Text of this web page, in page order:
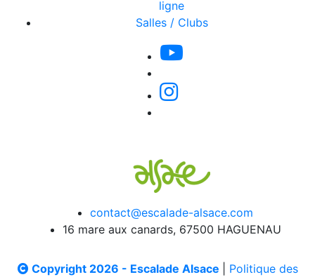
ligne
Salles / Clubs
contact@escalade-alsace.com
16 mare aux canards, 67500 HAGUENAU
Copyright 2026 - Escalade Alsace
Politique des